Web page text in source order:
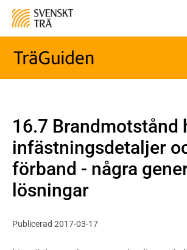
16.7 Brandmotstånd
infästningsdetaljer
förband - några
lösningar
Publicerad 2017-03-17